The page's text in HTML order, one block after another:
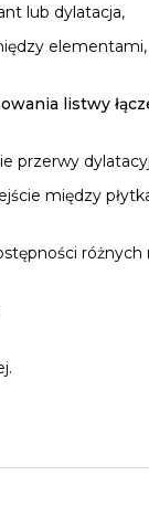
lub dylatacja,
listwy
przerwy
między